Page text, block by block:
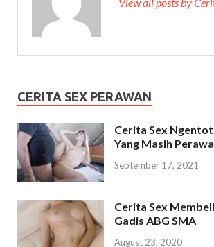
CERITA SEX PERAWAN
Cerita Sex
Yang Masih
September 17, 2021
Cerita Sex
Gadis ABG SMA
August 23, 2020